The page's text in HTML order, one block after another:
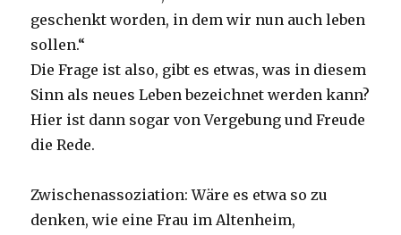
geschenkt worden, in dem wir nun auch leben
sollen.“
Die Frage ist also, gibt es etwas, was in diesem
Sinn als neues Leben bezeichnet werden kann?
Hier ist dann sogar von Vergebung und Freude
die Rede.
Zwischenassoziation: Wäre es etwa so zu
denken, wie eine Frau im Altenheim,